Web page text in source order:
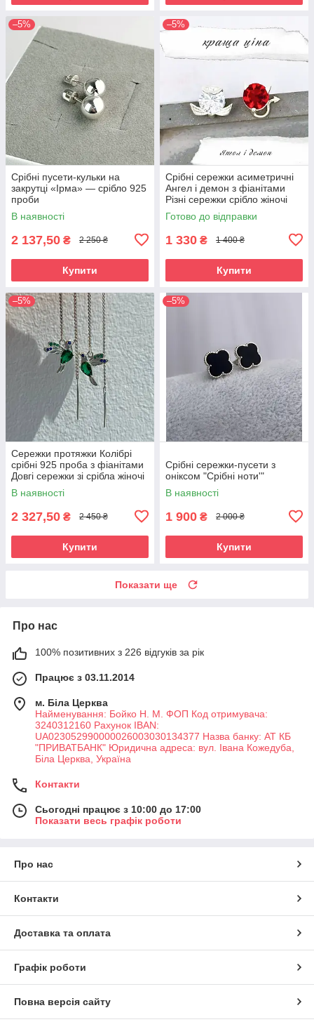
–5%
Срібні пусети-кульки на
закрутці «Ірма» — срібло 925
проби
В наявності
2 137,50 ₴ 2 250 ₴
Купити
–5%
Срібні сережки асиметричні
Ангел і демон з фіанітами
Різні сережки срібло жіночі
Готово до відправки
1 330 ₴ 1 400 ₴
Купити
–5%
Сережки протяжки Колібрі
срібні 925 проба з фіанітами
Довгі сережки зі срібла жіночі
В наявності
2 327,50 ₴ 2 450 ₴
Купити
–5%
Срібні сережки-пусети з
оніксом "Срібні ноти'"
В наявності
1 900 ₴ 2 000 ₴
Купити
Показати ще
Про нас
100% позитивних з 226 відгуків за рік
Працює з 03.11.2014
м. Біла Церква
Найменування: Бойко Н. М. ФОП Код отримувача:
3240312160 Рахунок IBAN:
UA023052990000026003030134377 Назва банку: АТ КБ
"ПРИВАТБАНК" Юридична адреса: вул. Івана Кожедуба,
Біла Церква, Україна
Контакти
Сьогодні працює з 10:00 до 17:00
Показати весь графік роботи
Про нас
Контакти
Доставка та оплата
Графік роботи
Повна версія сайту